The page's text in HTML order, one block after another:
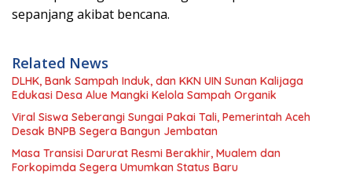
sepanjang akibat bencana.
Related News
DLHK, Bank Sampah Induk, dan KKN UIN Sunan Kalijaga
Edukasi Desa Alue Mangki Kelola Sampah Organik
Viral Siswa Seberangi Sungai Pakai Tali, Pemerintah Aceh
Desak BNPB Segera Bangun Jembatan
Masa Transisi Darurat Resmi Berakhir, Mualem dan
Forkopimda Segera Umumkan Status Baru